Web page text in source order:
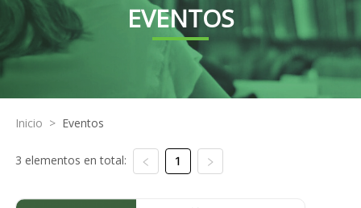
EVENTOS
Inicio > Eventos
3 elementos en total: 1